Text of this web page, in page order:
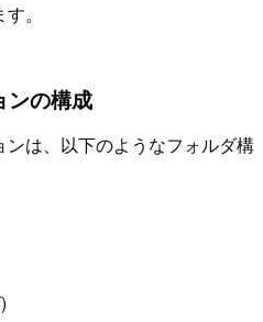
。
ンの構成
は、以下のようなフォルダ構